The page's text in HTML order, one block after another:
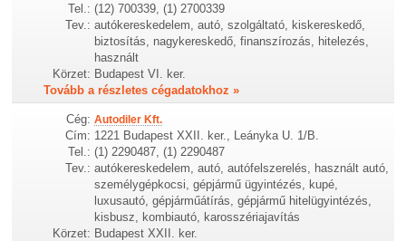
Tel.: (12) 700339, (1) 2700339
Tev.: autókereskedelem, autó, szolgáltató, kiskereskedő,
biztosítás, nagykereskedő, finanszírozás, hitelezés,
használt
Körzet: Budapest VI. ker.
Tovább a részletes cégadatokhoz »
Cég: Autodiler Kft.
Cím: 1221 Budapest XXII. ker., Leányka U. 1/B.
Tel.: (1) 2290487, (1) 2290487
Tev.: autókereskedelem, autó, autófelszerelés, használt autó,
személygépkocsi, gépjármű ügyintézés, kupé,
luxusautó, gépjárműátírás, gépjármű hitelügyintézés,
kisbusz, kombiautó, karosszériajavítás
Körzet: Budapest XXII. ker.